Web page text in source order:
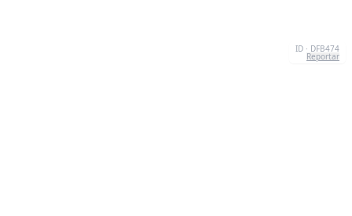
ID · DFB474
Reportar